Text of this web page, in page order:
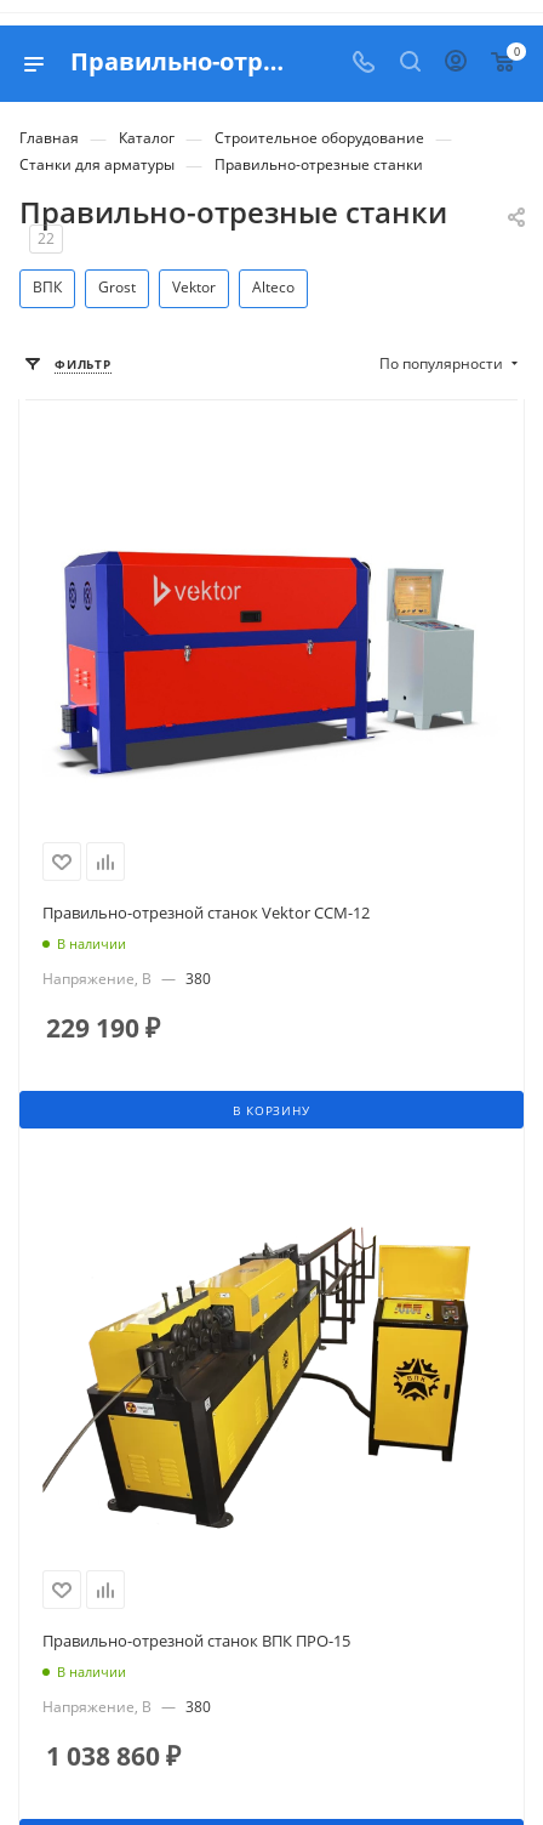
Правильно-отрезные станки: купить в Москве с доставкой по РФ 0
Главная — Каталог — Строительное оборудование —
Станки для арматуры — Правильно-отрезные станки
Правильно-отрезные станки
22
ВПК Grost Vektor Alteco
ФИЛЬТР По популярности
Правильно-отрезной станок Vektor ССМ-12
В наличии
Напряжение, В — 380
229 190₽
В КОРЗИНУ
Правильно-отрезной станок ВПК ПРО-15
В наличии
Напряжение, В — 380
1 038 860₽